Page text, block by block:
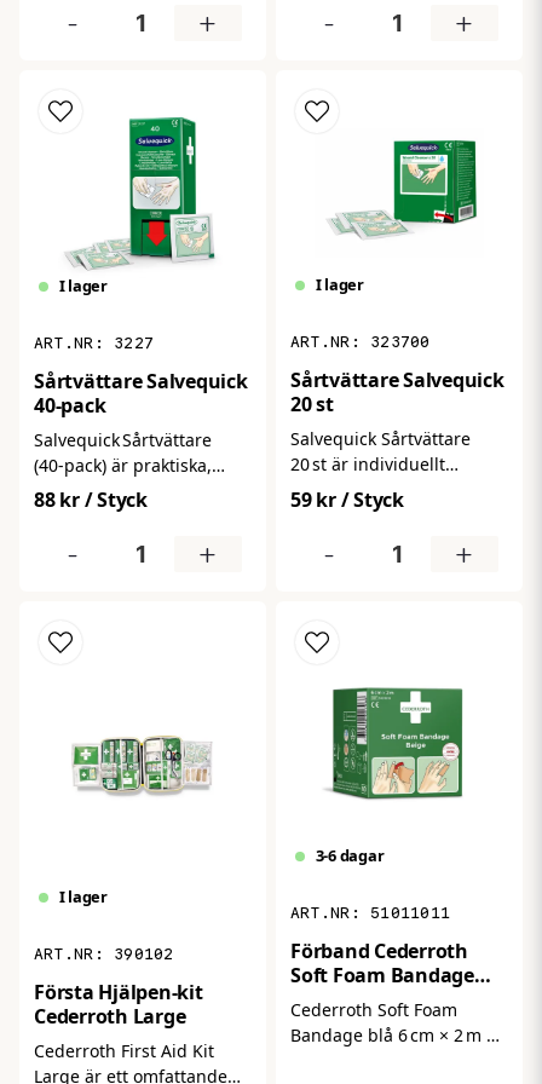
blödningar. Innehåller en
stor kompress och två
att stoppa blödning, göra
förband och stabilisera
skadan – perfekt för
arbetsplatser, fordon eller
- +
hantering av blödningar.
Innehåller en stor
och stoppa blödning –
perfekt för mindre skador,
hjälpen‑lådan i fordonet
eller väskan.
- +
I lager
3227
Sårtvättare Salvequick
40-pack
Salvequick Sårtvättare
(40‑pack) är praktiska,
individuellförpackade
servetter för snabb och
effektiv rengöring av sår,
skrapsår eller skav. Perfekt
bilen eller hemma för att
88 kr/ Styck
- +
I lager
323700
Sårtvättare Salvequick
20 st
Salvequick Sårtvättare
20 st är individuellt
förpackade servetter med
mild rengöringslösning
som snabbt och hygieniskt
rengör sår, skrapsår eller
väskan eller hemma för
förband.
59 kr/ Styck
- +
I lager
390102
Första Hjälpen-kit
Cederroth Large
Cederroth First Aid Kit
Large är ett omfattande
3-6 dagar
51011011
Förband Cederroth
Soft Foam Bandage
Blå 6 cm x 2 m
Cederroth Soft Foam
Bandage blå 6 cm × 2 m är